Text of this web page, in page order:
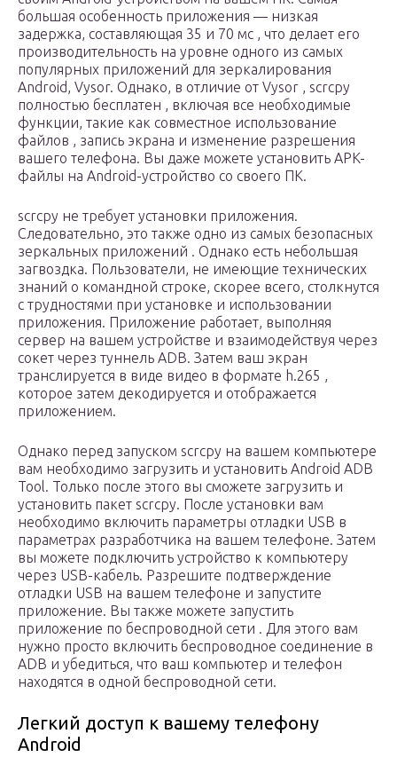
большая особенность приложения — низкая
задержка, составляющая 35 и 70 мс , что делает его
производительность на уровне одного из самых
популярных приложений для зеркалирования
Android, Vysor. Однако, в отличие от Vysor , scrcpy
полностью бесплатен , включая все необходимые
функции, такие как совместное использование
файлов , запись экрана и изменение разрешения
вашего телефона. Вы даже можете установить APK-
файлы на Android-устройство со своего ПК.
scrcpy не требует установки приложения.
Следовательно, это также одно из самых безопасных
зеркальных приложений . Однако есть небольшая
загвоздка. Пользователи, не имеющие технических
знаний о командной строке, скорее всего, столкнутся
с трудностями при установке и использовании
приложения. Приложение работает, выполняя
сервер на вашем устройстве и взаимодействуя через
сокет через туннель ADB. Затем ваш экран
транслируется в виде видео в формате h.265 ,
которое затем декодируется и отображается
приложением.
Однако перед запуском scrcpy на вашем компьютере
вам необходимо загрузить и установить Android ADB
Tool. Только после этого вы сможете загрузить и
установить пакет scrcpy. После установки вам
необходимо включить параметры отладки USB в
параметрах разработчика на вашем телефоне. Затем
вы можете подключить устройство к компьютеру
через USB-кабель. Разрешите подтверждение
отладки USB на вашем телефоне и запустите
приложение. Вы также можете запустить
приложение по беспроводной сети . Для этого вам
нужно просто включить беспроводное соединение в
ADB и убедиться, что ваш компьютер и телефон
находятся в одной беспроводной сети.
Легкий доступ к вашему телефону
Android